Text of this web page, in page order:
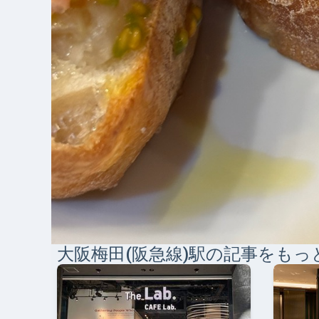
大阪梅田(阪急線)駅の記事をもっ